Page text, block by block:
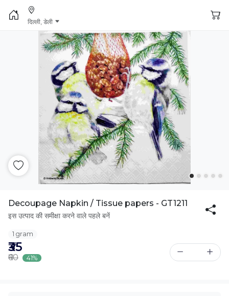
दिल्ली, डेली
Decoupage Napkin / Tissue papers - GT1211
इस उत्पाद की समीक्षा करने वाले पहले बनें
1 gram
₹35
₹60 41%